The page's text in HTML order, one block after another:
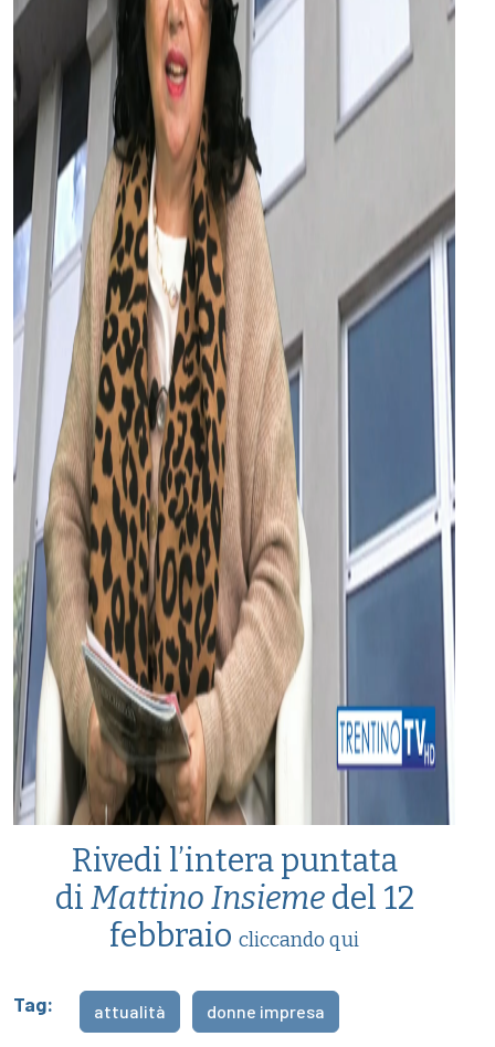
Rivedi l’intera puntata
di Mattino Insieme del 12
febbraio cliccando qui
Tag: attualità donne impresa